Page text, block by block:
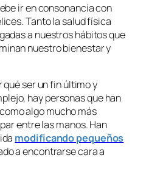
ir en consonancia con
Tanto la salud física
a nuestros hábitos que
nuestro bienestar y
ser un fin último y
hay personas que han
algo mucho más
entre las manos. Han
modificando pequeños
a encontrarse cara a